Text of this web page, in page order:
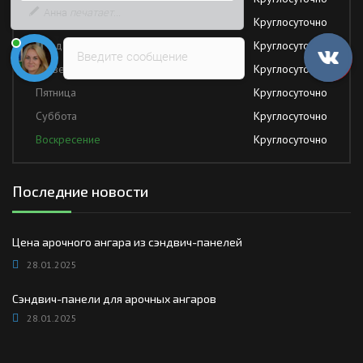
Круглосуточно
Среда
Круглосуточно
Четверг
Круглосуточно
Пятница
Круглосуточно
Суббота
Круглосуточно
Воскресение
Круглосуточно
Последние новости
Цена арочного ангара из сэндвич-панелей
28.01.2025
Сэндвич-панели для арочных ангаров
28.01.2025
Введите сообщение
быстрее